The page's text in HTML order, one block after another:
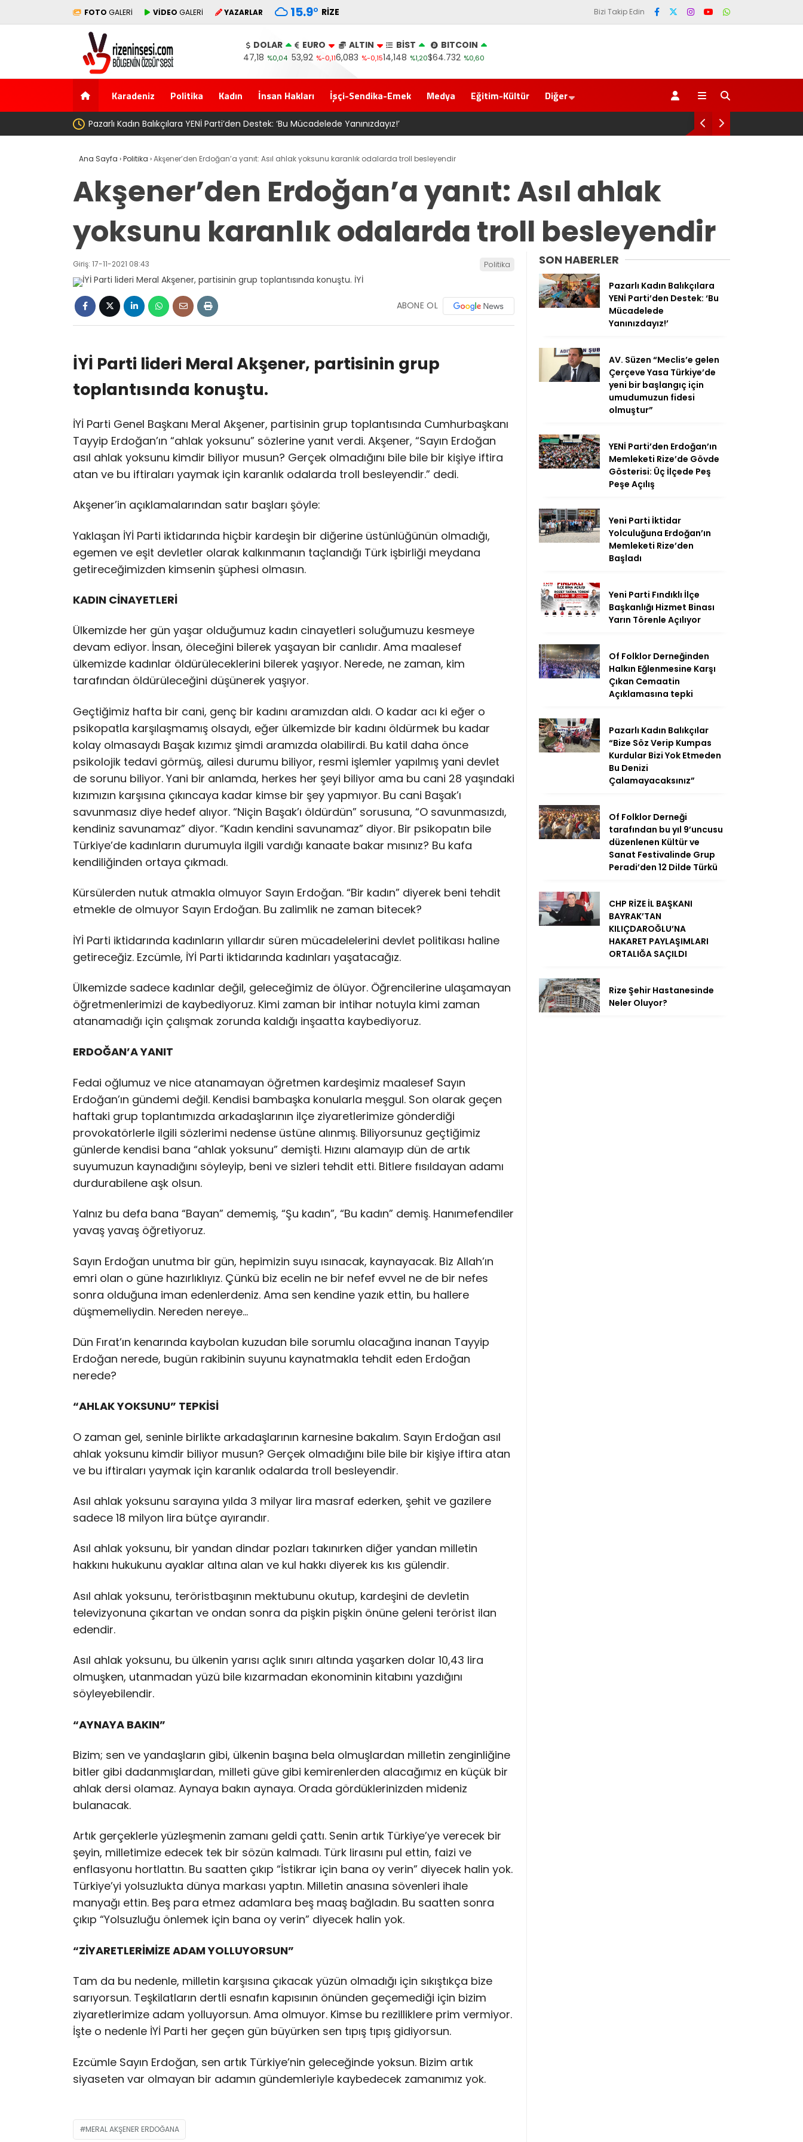
FOTO GALERİ VİDEO GALERİ YAZARLAR 15.9° RIZE Bizi Takip Edin
DOLAR
47,18 %0,04
EURO
53,92 %-0,11
ALTIN
6,083 %-0,15
BİST
14,148 %1,20
BITCOIN
$64.732 %0,60
Karadeniz Politika Kadın İnsan Hakları İşçi-Sendika-Emek Medya Eğitim-Kültür Diğer
AV. Süzen “Meclis’e gelen Çerçeve Yasa Türkiye’de yeni bir başlangıç için umudumuzun fidesi olmuştur”
Ana Sayfa ›Politika ›Akşener’den Erdoğan’a yanıt: Asıl ahlak yoksunu karanlık odalarda troll besleyendir
Akşener’den Erdoğan’a yanıt: Asıl ahlak
yoksunu karanlık odalarda troll besleyendir
Giriş: 17-11-2021 08:43 Politika
ABONE OL
İYİ Parti lideri Meral Akşener, partisinin grup
toplantısında konuştu.
İYİ Parti Genel Başkanı Meral Akşener, partisinin grup toplantısında Cumhurbaşkanı
Tayyip Erdoğan’ın “ahlak yoksunu” sözlerine yanıt verdi. Akşener, “Sayın Erdoğan
asıl ahlak yoksunu kimdir biliyor musun? Gerçek olmadığını bile bile bir kişiye iftira
atan ve bu iftiraları yaymak için karanlık odalarda troll besleyendir.” dedi.
Akşener’in açıklamalarından satır başları şöyle:
Yaklaşan İYİ Parti iktidarında hiçbir kardeşin bir diğerine üstünlüğünün olmadığı,
egemen ve eşit devletler olarak kalkınmanın taçlandığı Türk işbirliği meydana
getireceğimizden kimsenin şüphesi olmasın.
KADIN CİNAYETLERİ
Ülkemizde her gün yaşar olduğumuz kadın cinayetleri soluğumuzu kesmeye
devam ediyor. İnsan, öleceğini bilerek yaşayan bir canlıdır. Ama maalesef
ülkemizde kadınlar öldürüleceklerini bilerek yaşıyor. Nerede, ne zaman, kim
tarafından öldürüleceğini düşünerek yaşıyor.
Geçtiğimiz hafta bir cani, genç bir kadını aramızdan aldı. O kadar acı ki eğer o
psikopatla karşılaşmamış olsaydı, eğer ülkemizde bir kadını öldürmek bu kadar
kolay olmasaydı Başak kızımız şimdi aramızda olabilirdi. Bu katil daha önce
psikolojik tedavi görmüş, ailesi durumu biliyor, resmi işlemler yapılmış yani devlet
de sorunu biliyor. Yani bir anlamda, herkes her şeyi biliyor ama bu cani 28 yaşındaki
kızımızın karşısına çıkıncaya kadar kimse bir şey yapmıyor. Bu cani Başak’ı
savunmasız diye hedef alıyor. “Niçin Başak’ı öldürdün” sorusuna, “O savunmasızdı,
kendiniz savunamaz” diyor. “Kadın kendini savunamaz” diyor. Bir psikopatın bile
Türkiye’de kadınların durumuyla ilgili vardığı kanaate bakar mısınız? Bu kafa
kendiliğinden ortaya çıkmadı.
Kürsülerden nutuk atmakla olmuyor Sayın Erdoğan. “Bir kadın” diyerek beni tehdit
etmekle de olmuyor Sayın Erdoğan. Bu zalimlik ne zaman bitecek?
İYİ Parti iktidarında kadınların yıllardır süren mücadelelerini devlet politikası haline
getireceğiz. Ezcümle, İYİ Parti iktidarında kadınları yaşatacağız.
Ülkemizde sadece kadınlar değil, geleceğimiz de ölüyor. Öğrencilerine ulaşamayan
öğretmenlerimizi de kaybediyoruz. Kimi zaman bir intihar notuyla kimi zaman
atanamadığı için çalışmak zorunda kaldığı inşaatta kaybediyoruz.
ERDOĞAN’A YANIT
Fedai oğlumuz ve nice atanamayan öğretmen kardeşimiz maalesef Sayın
Erdoğan’ın gündemi değil. Kendisi bambaşka konularla meşgul. Son olarak geçen
haftaki grup toplantımızda arkadaşlarının ilçe ziyaretlerimize gönderdiği
provokatörlerle ilgili sözlerimi nedense üstüne alınmış. Biliyorsunuz geçtiğimiz
günlerde kendisi bana “ahlak yoksunu” demişti. Hızını alamayıp dün de artık
suyumuzun kaynadığını söyleyip, beni ve sizleri tehdit etti. Bitlere fısıldayan adamı
durdurabilene aşk olsun.
Yalnız bu defa bana “Bayan” dememiş, “Şu kadın”, “Bu kadın” demiş. Hanımefendiler
yavaş yavaş öğretiyoruz.
Sayın Erdoğan unutma bir gün, hepimizin suyu ısınacak, kaynayacak. Biz Allah’ın
emri olan o güne hazırlıklıyız. Çünkü biz ecelin ne bir nefef evvel ne de bir nefes
sonra olduğuna iman edenlerdeniz. Ama sen kendine yazık ettin, bu hallere
düşmemeliydin. Nereden nereye…
Dün Fırat’ın kenarında kaybolan kuzudan bile sorumlu olacağına inanan Tayyip
Erdoğan nerede, bugün rakibinin suyunu kaynatmakla tehdit eden Erdoğan
nerede?
“AHLAK YOKSUNU” TEPKİSİ
O zaman gel, seninle birlikte arkadaşlarının karnesine bakalım. Sayın Erdoğan asıl
ahlak yoksunu kimdir biliyor musun? Gerçek olmadığını bile bile bir kişiye iftira atan
ve bu iftiraları yaymak için karanlık odalarda troll besleyendir.
Asıl ahlak yoksunu sarayına yılda 3 milyar lira masraf ederken, şehit ve gazilere
sadece 18 milyon lira bütçe ayırandır.
Asıl ahlak yoksunu, bir yandan dindar pozları takınırken diğer yandan milletin
hakkını hukukunu ayaklar altına alan ve kul hakkı diyerek kıs kıs gülendir.
Asıl ahlak yoksunu, teröristbaşının mektubunu okutup, kardeşini de devletin
televizyonuna çıkartan ve ondan sonra da pişkin pişkin önüne geleni terörist ilan
edendir.
Asıl ahlak yoksunu, bu ülkenin yarısı açlık sınırı altında yaşarken dolar 10,43 lira
olmuşken, utanmadan yüzü bile kızarmadan ekonominin kitabını yazdığını
söyleyebilendir.
“AYNAYA BAKIN”
Bizim; sen ve yandaşların gibi, ülkenin başına bela olmuşlardan milletin zenginliğine
bitler gibi dadanmışlardan, milleti güve gibi kemirenlerden alacağımız en küçük bir
ahlak dersi olamaz. Aynaya bakın aynaya. Orada gördüklerinizden mideniz
bulanacak.
Artık gerçeklerle yüzleşmenin zamanı geldi çattı. Senin artık Türkiye’ye verecek bir
şeyin, milletimize edecek tek bir sözün kalmadı. Türk lirasını pul ettin, faizi ve
enflasyonu hortlattın. Bu saatten çıkıp “İstikrar için bana oy verin” diyecek halin yok.
Türkiye’yi yolsuzlukta dünya markası yaptın. Milletin anasına sövenleri ihale
manyağı ettin. Beş para etmez adamlara beş maaş bağladın. Bu saatten sonra
çıkıp “Yolsuzluğu önlemek için bana oy verin” diyecek halin yok.
“ZİYARETLERİMİZE ADAM YOLLUYORSUN”
Tam da bu nedenle, milletin karşısına çıkacak yüzün olmadığı için sıkıştıkça bize
sarıyorsun. Teşkilatların dertli esnafın kapısının önünden geçemediği için bizim
ziyaretlerimize adam yolluyorsun. Ama olmuyor. Kimse bu rezilliklere prim vermiyor.
İşte o nedenle İYİ Parti her geçen gün büyürken sen tıpış tıpış gidiyorsun.
Ezcümle Sayın Erdoğan, sen artık Türkiye’nin geleceğinde yoksun. Bizim artık
siyaseten var olmayan bir adamın gündemleriyle kaybedecek zamanımız yok.
MERAL AKŞENER ERDOĞANA
SON HABERLER
Pazarlı Kadın Balıkçılara
YENİ Parti’den Destek: ‘Bu
Mücadelede
Yanınızdayız!’
AV. Süzen “Meclis’e gelen
Çerçeve Yasa Türkiye’de
yeni bir başlangıç için
umudumuzun fidesi
olmuştur”
YENİ Parti’den Erdoğan’ın
Memleketi Rize’de Gövde
Gösterisi: Üç İlçede Peş
Peşe Açılış
Yeni Parti İktidar
Yolculuğuna Erdoğan’ın
Memleketi Rize’den
Başladı
Yeni Parti Fındıklı İlçe
Başkanlığı Hizmet Binası
Yarın Törenle Açılıyor
Of Folklor Derneğinden
Halkın Eğlenmesine Karşı
Çıkan Cemaatin
Açıklamasına tepki
Pazarlı Kadın Balıkçılar
“Bize Söz Verip Kumpas
Kurdular Bizi Yok Etmeden
Bu Denizi
Çalamayacaksınız”
Of Folklor Derneği
tarafından bu yıl 9’uncusu
düzenlenen Kültür ve
Sanat Festivalinde Grup
Peradi’den 12 Dilde Türkü
CHP RİZE İL BAŞKANI
BAYRAK’TAN
KILIÇDAROĞLU’NA
HAKARET PAYLAŞIMLARI
ORTALIĞA SAÇILDI
Rize Şehir Hastanesinde
Neler Oluyor?